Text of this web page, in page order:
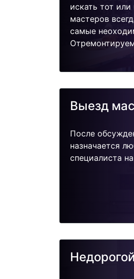
искать тот
мастеров
самые
Выезд
После
назначается
специалиста